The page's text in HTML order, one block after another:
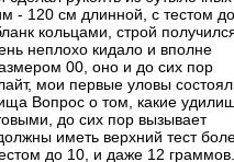
- 120 см длинной, с тестом до
кольцами, строй
неплохо кидало и вполне
00, оно и до сих пор
мои первые уловы
Вопрос о том, какие
до сих пор вызывает
иметь верхний тест
до 10, и даже 12 граммов.